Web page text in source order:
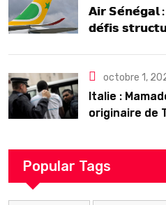
𝗔𝗶𝗿 𝗦𝗲́𝗻𝗲́𝗴𝗮𝗹
𝗱𝗲́𝗳𝗶𝘀
octobre 1,
Italie :
originaire de
arrestation
Popular Tags